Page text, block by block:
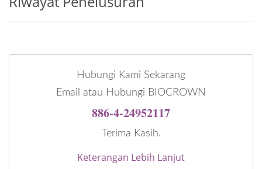
Hubungi Kami Sekarang
Email atau Hubungi BIOCROWN
886-4-24952117
Terima Kasih.
Keterangan Lebih Lanjut